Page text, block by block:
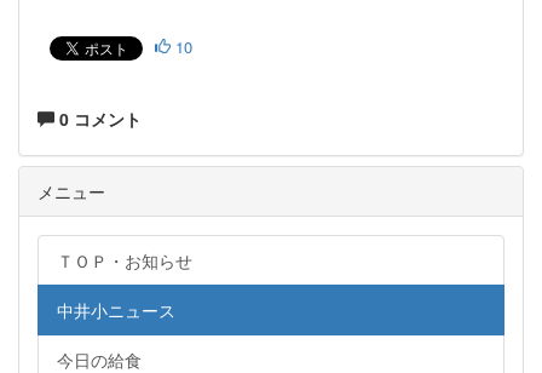
10
0 コメント
メニュー
ＴＯＰ・お知らせ
中井小ニュース
今日の給食